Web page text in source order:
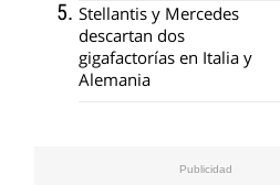
Stellantis y Mercedes
descartan dos
gigafactorías en Italia y
Alemania